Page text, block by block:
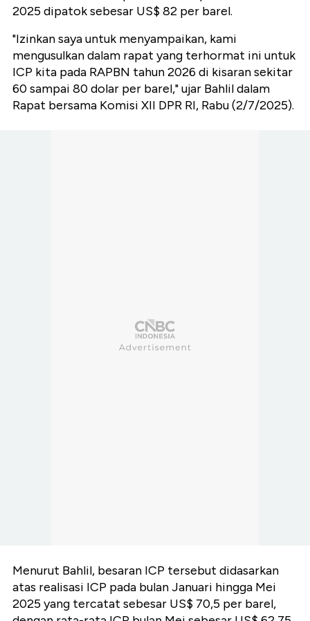
2025 dipatok sebesar US$ 82 per barel.
"Izinkan saya untuk menyampaikan, kami
mengusulkan dalam rapat yang terhormat ini untuk
ICP kita pada RAPBN tahun 2026 di kisaran sekitar
60 sampai 80 dolar per barel," ujar Bahlil dalam
Rapat bersama Komisi XII DPR RI, Rabu (2/7/2025).
Menurut Bahlil, besaran ICP tersebut didasarkan
atas realisasi ICP pada bulan Januari hingga Mei
2025 yang tercatat sebesar US$ 70,5 per barel,